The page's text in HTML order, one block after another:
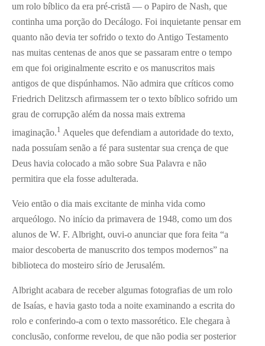
um rolo bíblico da era pré-cristã — o Papiro de Nash, que
continha uma porção do Decálogo. Foi inquietante pensar em
quanto não devia ter sofrido o texto do Antigo Testamento
nas muitas centenas de anos que se passaram entre o tempo
em que foi originalmente escrito e os manuscritos mais
antigos de que dispúnhamos. Não admira que críticos como
Friedrich Delitzsch afirmassem ter o texto bíblico sofrido um
grau de corrupção além da nossa mais extrema
imaginação.1 Aqueles que defendiam a autoridade do texto,
nada possuíam senão a fé para sustentar sua crença de que
Deus havia colocado a mão sobre Sua Palavra e não
permitira que ela fosse adulterada.
Veio então o dia mais excitante de minha vida como
arqueólogo. No início da primavera de 1948, como um dos
alunos de W. F. Albright, ouvi-o anunciar que fora feita “a
maior descoberta de manuscrito dos tempos modernos” na
biblioteca do mosteiro sírio de Jerusalém.
Albright acabara de receber algumas fotografias de um rolo
de Isaías, e havia gasto toda a noite examinando a escrita do
rolo e conferindo-a com o texto massorético. Ele chegara à
conclusão, conforme revelou, de que não podia ser posterior